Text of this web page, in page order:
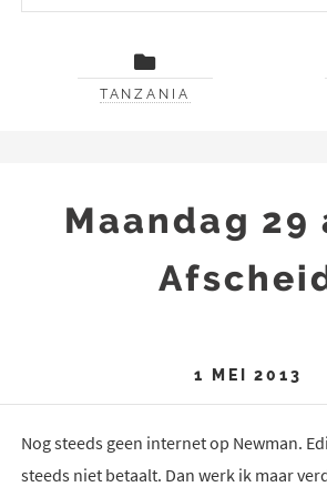
TANZANIA
Maandag 29
1 MEI 2013
Nog steeds geen internet op Newman.
steeds niet betaalt. Dan werk ik maar